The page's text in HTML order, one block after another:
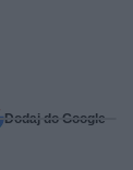
Dodaj do Google